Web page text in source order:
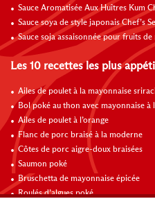
Sauce Aromatisée Aux Huîtres Kum
Sauce soya de style japonais Chef’s
Sauce soja assaisonnée pour fruits de
Les 10 recettes les plus
Ailes de poulet à la mayonnaise
Bol poké au thon avec mayonnaise à
Ailes de poulet à l’orange
Flanc de porc braisé à la moderne
Côtes de porc aigre-doux braisées
Saumon poké
Bruschetta de mayonnaise épicée
Roulés d’algues poké